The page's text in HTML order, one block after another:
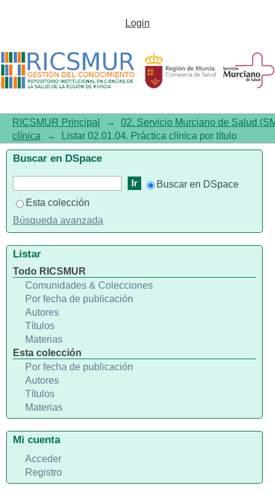
Listar 02.01.04. Práctica clínica
Login
RICSMUR Principal →
02. Servicio Murciano de Salud
clínica
→ Listar 02.01.04. Práctica clínica por título
Buscar en DSpace
Buscar en DSpace
Esta colección
Búsqueda avanzada
Listar
Todo RICSMUR
Comunidades & Colecciones
Por fecha de publicación
Autores
Títulos
Materias
Esta colección
Por fecha de publicación
Autores
Títulos
Materias
Mi cuenta
Acceder
Registro